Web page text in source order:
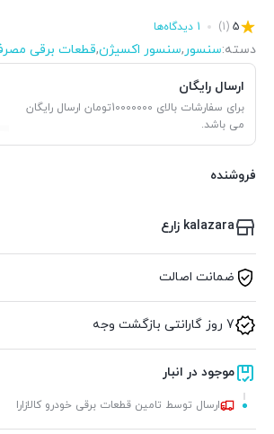
5
(1) 1 دیدگاه‌ها
دسته:سنسور,سنسور اکسیژن,قطعات برقی
ارسال رایگان
برای سفارشات بالای 10000000تومان ارسال رایگان
می باشد.
فروشنده
kalazara زارع
ضمانت اصالت
7 روز گارانتی بازگشت وجه
موجود در انبار
ارسال توسط تامین قطعات برقی خودرو کالازارا